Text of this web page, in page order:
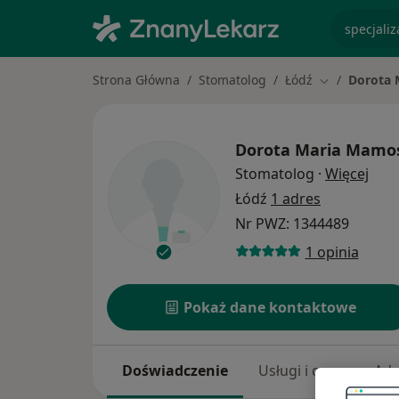
Strona Główna Stomatolog Łódź Zmień miasto
Dorota
Dorota Maria
Stomatolog · Więcej
Łódź 1 adres
Nr PWZ: 1344489
1 opinia
Pokaż dane kontaktowe
Doświadczenie Usługi i ceny